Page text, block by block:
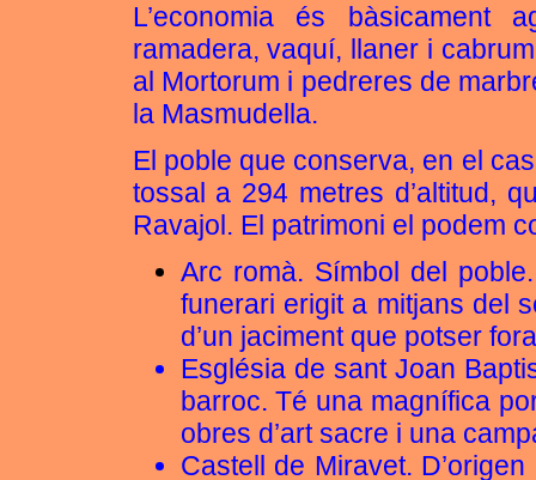
L’economia és bàsicament
ramadera, vaquí, llaner i
al Mortorum i pedreres de
la Masmudella.
El poble que conserva, en el
tossal a 294 metres d’altitud,
Ravajol. El patrimoni el podem
Arc romà. Símbol del
funerari erigit a mitjans del
d’un jaciment que potser
Església de sant Joan
barroc. Té una magnífica
obres d’art sacre i una
Castell de Miravet.